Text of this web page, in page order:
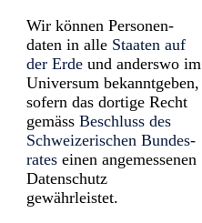
Wir können Personen­
daten in alle Staaten auf
der Erde und anderswo im
Universum bekanntgeben,
sofern das dortige Recht
gemäss Beschluss des
Schwei­zerischen Bundes­
rates einen angemessenen
Daten­schutz
gewährleistet.